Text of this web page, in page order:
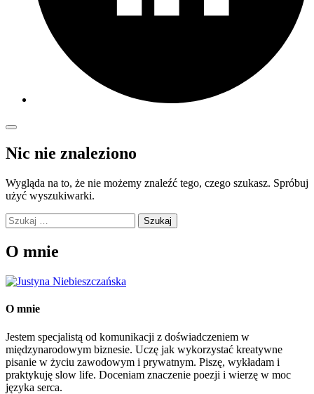
Nic nie znaleziono
Wygląda na to, że nie możemy znaleźć tego, czego szukasz. Spróbuj
użyć wyszukiwarki.
Szukaj:
O mnie
O mnie
Jestem specjalistą od komunikacji z doświadczeniem w
międzynarodowym biznesie. Uczę jak wykorzystać kreatywne
pisanie w życiu zawodowym i prywatnym. Piszę, wykładam i
praktykuję slow life. Doceniam znaczenie poezji i wierzę w moc
języka serca.